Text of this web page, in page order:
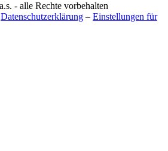
- alle Rechte vorbehalten
Datenschutzerklärung – Einstellungen für